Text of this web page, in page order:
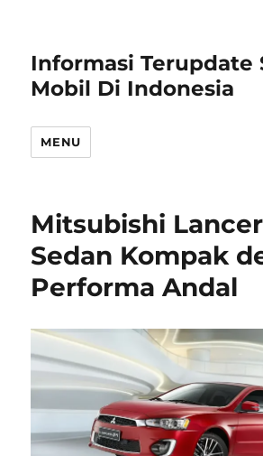
Informasi Terupdate
Mobil Di Indonesia
MENU
Mitsubishi
Sedan Kompak
Performa Andal